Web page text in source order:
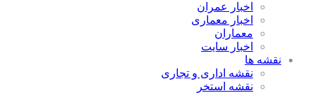
اخبار عمران
اخبار معماری
معماران
اخبار سایت
نقشه ها
نقشه اداری و تجاری
نقشه استخر